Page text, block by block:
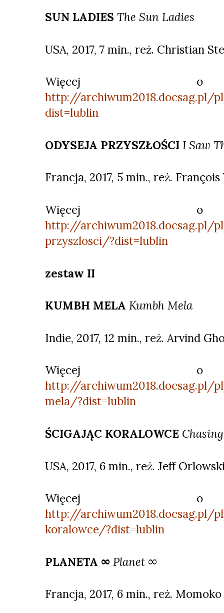
SUN LADIES The Sun Ladies
USA, 2017, 7 min., reż. Christian
Więcej
http://archiwum2018.docsag.pl/
dist=lublin
ODYSEJA PRZYSZŁOŚCI I Saw
Francja, 2017, 5 min., reż.
Więcej
http://archiwum2018.docsag.pl/
przyszlosci/?dist=lublin
zestaw II
KUMBH MELA Kumbh Mela
Indie, 2017, 12 min., reż. Arvind
Więcej
http://archiwum2018.docsag.pl/
mela/?dist=lublin
ŚCIGAJĄC KORALOWCE
USA, 2017, 6 min., reż. Jeff
Więcej
http://archiwum2018.docsag.pl/
koralowce/?dist=lublin
PLANETA ∞ Planet ∞
Francja, 2017, 6 min., reż.